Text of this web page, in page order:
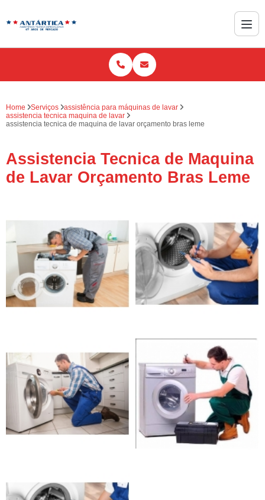
Home Serviços
assistência para máquinas de lavar
assistencia tecnica maquina de lavar
assistencia tecnica de maquina de lavar orçamento bras leme
Assistencia Tecnica de Maquina
de Lavar Orçamento Bras Leme